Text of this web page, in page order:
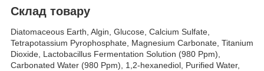
Склад товару
Diatomaceous Earth, Algin, Glucose, Calcium Sulfate,
Tetrapotassium Pyrophosphate, Magnesium Carbonate, Titanium
Dioxide, Lactobacillus Fermentation Solution (980 Ppm),
Carbonated Water (980 Ppm), 1,2-hexanediol, Purified Water,